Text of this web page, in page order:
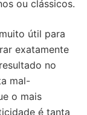
ou clássicos.
útil para
exatamente
no
mal-
o mais
é tanta